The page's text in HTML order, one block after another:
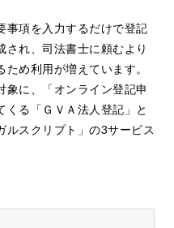
事項を入力するだけで登記
れ、司法書士に頼むより
め利用が増えています。
象に、「オンライン登記申
る「ＧＶＡ法人登記」と
ルスクリプト」の3サービス